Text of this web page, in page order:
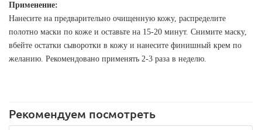
Применение:
Нанесите на предварительно очищенную кожу, распределите
полотно маски по коже и оставьте на 15-20 минут. Снимите маску,
вбейте остатки сыворотки в кожу и нанесите финишный крем по
желанию. Рекомендовано применять 2-3 раза в неделю.
Рекомендуем посмотреть